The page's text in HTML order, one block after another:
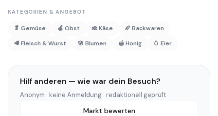
KATEGORIEN & ANGEBOT
🥬 Gemüse 🍎 Obst 🧀 Käse
🥖 Backwaren
🥩 Fleisch & Wurst
🌸 Blumen 🍯 Honig 🥚 Eier
Hilf anderen — wie war dein Besuch?
Anonym · keine Anmeldung · redaktionell geprüft
Markt bewerten